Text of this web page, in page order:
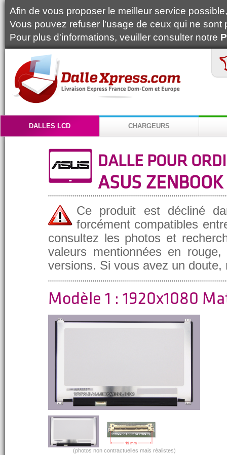
Afin de vous proposer le meilleur service
Vous pouvez refuser l'usage de ceux qui ne
Pour plus d'informations, veuiller consulter notre
DALLES LCD CHARGEURS
DALLE POUR
ASUS
Ce produit est décliné
forcément compatibles
consultez les photos et
valeurs mentionnées en
versions. Si vous avez un
Modèle 1 : 1920x1080
(photos non contractuelles mais réalistes)